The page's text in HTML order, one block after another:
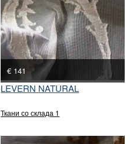
€ 141
LEVERN NATURAL
Ткани со склада 1